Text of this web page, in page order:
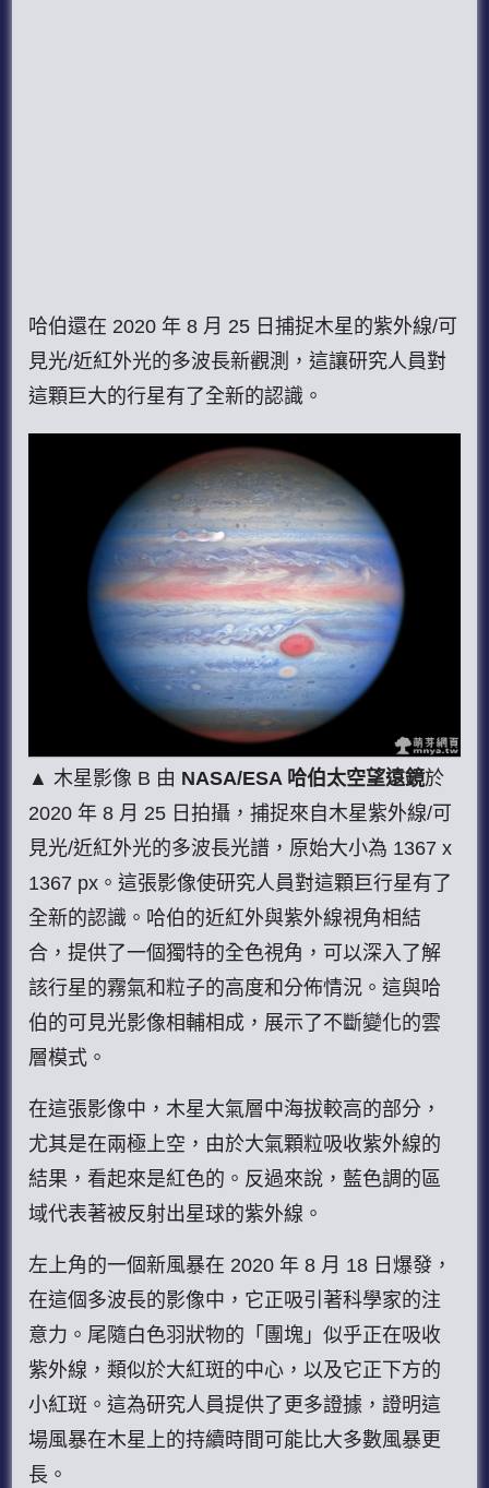
哈伯還在 2020 年 8 月 25 日捕捉木星的紫外線/可
見光/近紅外光的多波長新觀測，這讓研究人員對
這顆巨大的行星有了全新的認識。
▲ 木星影像 B 由 NASA/ESA 哈伯太空望遠鏡於
2020 年 8 月 25 日拍攝，捕捉來自木星紫外線/可
見光/近紅外光的多波長光譜，原始大小為 1367 x
1367 px。這張影像使研究人員對這顆巨行星有了
全新的認識。哈伯的近紅外與紫外線視角相結
合，提供了一個獨特的全色視角，可以深入了解
該行星的霧氣和粒子的高度和分佈情況。這與哈
伯的可見光影像相輔相成，展示了不斷變化的雲
層模式。
在這張影像中，木星大氣層中海拔較高的部分，
尤其是在兩極上空，由於大氣顆粒吸收紫外線的
結果，看起來是紅色的。反過來說，藍色調的區
域代表著被反射出星球的紫外線。
左上角的一個新風暴在 2020 年 8 月 18 日爆發，
在這個多波長的影像中，它正吸引著科學家的注
意力。尾隨白色羽狀物的「團塊」似乎正在吸收
紫外線，類似於大紅斑的中心，以及它正下方的
小紅斑。這為研究人員提供了更多證據，證明這
場風暴在木星上的持續時間可能比大多數風暴更
長。